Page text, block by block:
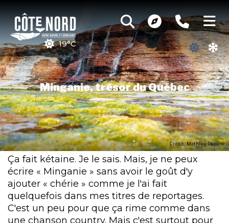
19°C
Minganie, trésor du Québec
Crédit : Mathieu Dupuis
Ça fait kétaine. Je le sais. Mais, je ne peux
écrire « Minganie » sans avoir le goût d'y
ajouter « chérie » comme je l'ai fait
quelquefois dans mes titres de reportages.
C'est un peu pour que ça rime comme dans
une chanson country. Mais c'est surtout pour